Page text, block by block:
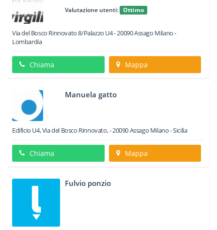
Valutazione utenti: Ottimo
Via del Bosco Rinnovato 8/Palazzo U4-20090Assago Milano -
Lombardia
Chiama Mappa
Manuela gatto
Edificio U4, Via del Bosco Rinnovato,-20090Assago Milano -Sicilia
Chiama Mappa
Fulvio ponzio